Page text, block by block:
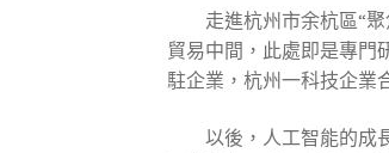
走進杭州市余杭區“
貿易中間，此處即是專門
駐企業，杭州一科技企業
以後，人工智能的成